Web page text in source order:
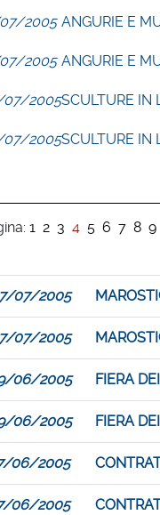
2005 ANGURIE E
2005 ANGURIE E
2005SCULTURE IN
2005SCULTURE IN
1 2 3 4 5 6 7 8 9
07/2005
07/2005
06/2005 FIERA
06/2005 FIERA
06/2005
06/2005